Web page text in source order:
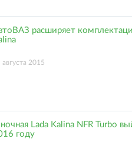
расширяет
августа 2015
Lada Kalina NFR Turbo
году